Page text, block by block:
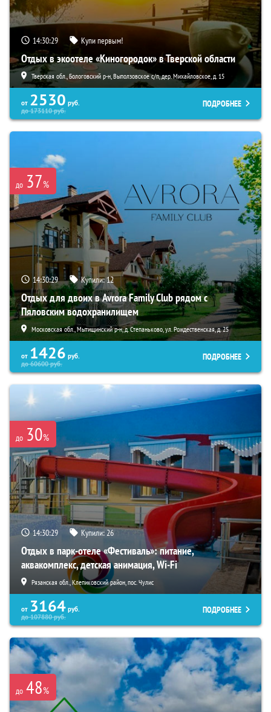
14:30:28 Купи первым!
Отдых в экоотеле «Киногородок» в Тверской области
Тверская обл., Бологовский р-н, Выползовское с/п, дер. Михайловское, д. 15
от 2530 руб.
до173110руб.
ПОДРОБНЕЕ
до 37%
14:30:28 Купили:12
Отдых для двоих в Avrora Family Club рядом с
Пяловским водохранилищем
Московская обл., Мытищинский р-н, д. Степаньково, ул. Рождественская, д. 25
от 1426 руб.
до60600руб.
ПОДРОБНЕЕ
до 30%
14:30:28 Купили:26
Отдых в парк-отеле «Фестиваль»: питание,
аквакомплекс, детская анимация, Wi-Fi
Рязанская обл., Клепиковский район, пос. Чулис
от 3164 руб.
до107880руб.
ПОДРОБНЕЕ
до 48%